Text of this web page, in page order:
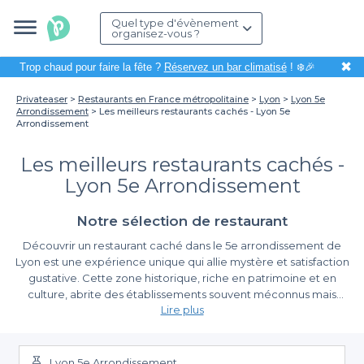
Quel type d'évènement
organisez-vous ?
Trop chaud pour faire la fête ? Réservez un bar climatisé! ❄️🎉 ✖
Privateaser Restaurants en France métropolitaine Lyon
Lyon 5e
Arrondissement
Les meilleurs restaurants cachés - Lyon 5e
Arrondissement
Les meilleurs restaurants cachés -
Lyon 5e Arrondissement
Notre sélection de restaurant
Découvrir un restaurant caché dans le 5e arrondissement de
Lyon est une expérience unique qui allie mystère et satisfaction
gustative. Cette zone historique, riche en patrimoine et en
culture, abrite des établissements souvent méconnus mais
néanmoins remarquables. En vous aventurant dans ces recoins
plats élaborés à partir de produits locaux, le tout dans une
atmosphère conviviale et intimiste.
La Simplicité de Réservation avec Privateaser
Lire plus